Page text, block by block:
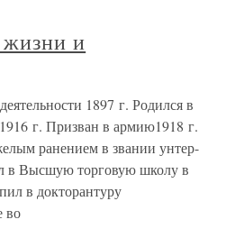
и
1897 г. Родился в
г. Призван в армию1918 г.
ранением в звании унтер-
в Высшую торговую школу в
в докторантуру
во